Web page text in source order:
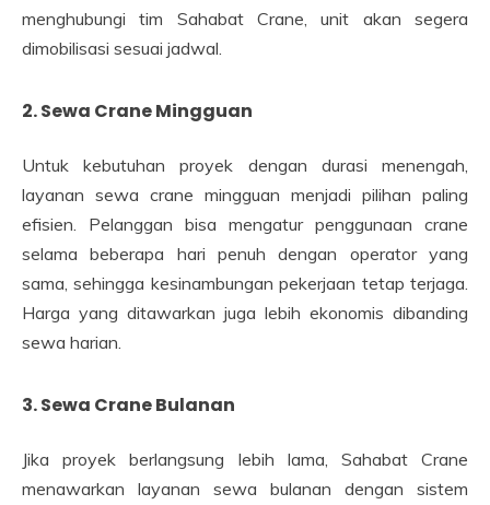
menghubungi tim Sahabat Crane, unit akan segera
dimobilisasi sesuai jadwal.
2. Sewa Crane Mingguan
Untuk kebutuhan proyek dengan durasi menengah,
layanan sewa crane mingguan menjadi pilihan paling
efisien. Pelanggan bisa mengatur penggunaan crane
selama beberapa hari penuh dengan operator yang
sama, sehingga kesinambungan pekerjaan tetap terjaga.
Harga yang ditawarkan juga lebih ekonomis dibanding
sewa harian.
3. Sewa Crane Bulanan
Jika proyek berlangsung lebih lama, Sahabat Crane
menawarkan layanan sewa bulanan dengan sistem